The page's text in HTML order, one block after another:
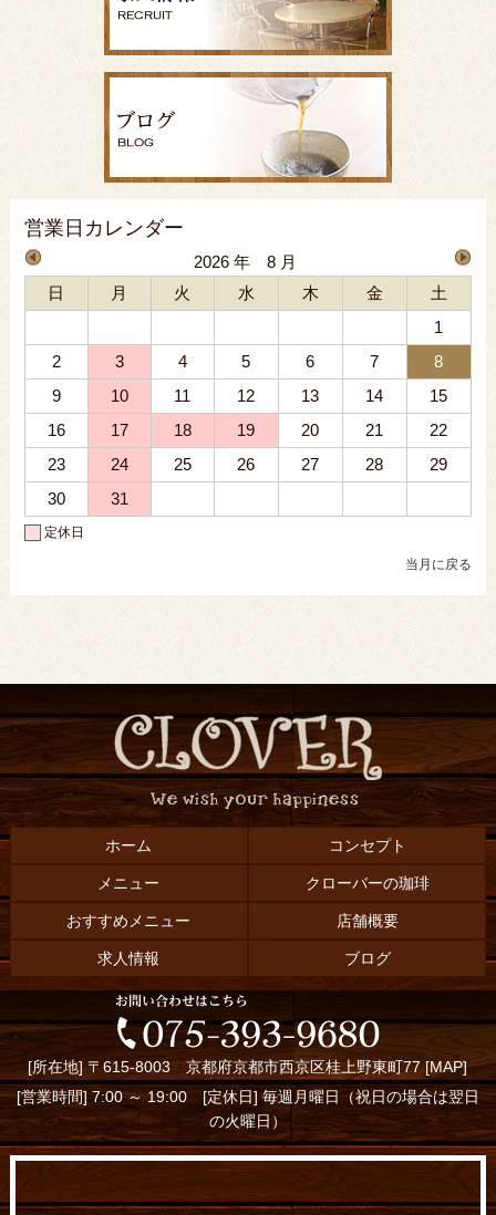
営業日カレンダー
2026 年 8 月
日
月 火 水 木 金
土
1
2
3 4 5 6 7
8
9
10 11 12 13 14
15
16
17 18 19 20 21
22
23
24 25 26 27 28
29
30
31
定休日
当月に戻る
ホーム コンセプト
メニュー クローバーの珈琲
おすすめメニュー 店舗概要
求人情報 ブログ
[所在地] 〒615-8003 京都府京都市西京区桂上野東町77 [MAP]
[営業時間] 7:00 ～ 19:00 [定休日] 毎週月曜日（祝日の場合は翌日
の火曜日）